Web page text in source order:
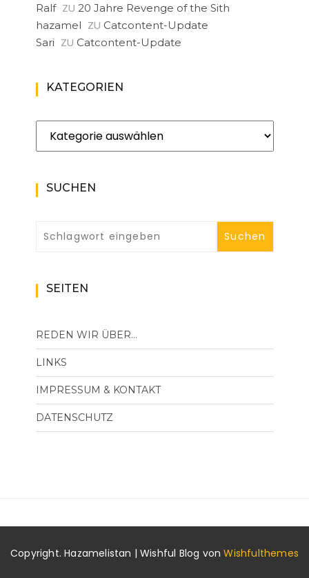
Ralf ZU 20 Jahre Revenge of the Sith
hazamel ZU Catcontent-Update
Sari ZU Catcontent-Update
KATEGORIEN
Kategorien
SUCHEN
SEITEN
REDEN WIR ÜBER…
LINKS
IMPRESSUM & KONTAKT
DATENSCHUTZ
Copyright. Hazamelistan | Wishful Blog vonWishfulthemes